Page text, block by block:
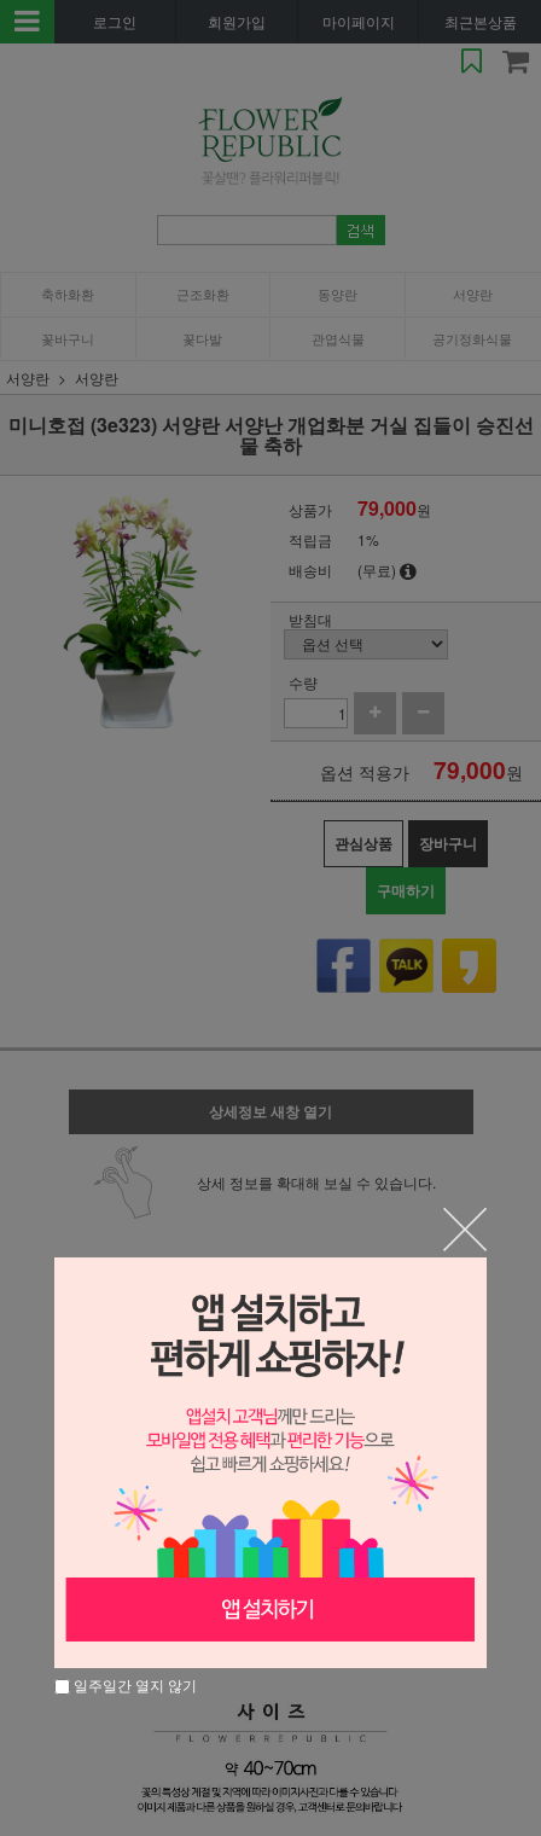
로그인 회원가입 마이페이지 최근본상품
축하화환 근조화환 동양란 서양란
꽃바구니 꽃다발 관엽식물 공기정화식물
서양란 서양란
미니호접 (3e323) 서양란 서양난 개업화분 거실 집들이 승진선
물 축하
상품가 79,000원
적립금
1%
배송비
(무료)
받침대
수량
옵션 적용가 79,000원
관심상품 장바구니
구매하기
상세정보 새창 열기
상세 정보를 확대해 보실 수 있습니다.
일주일간 열지 않기